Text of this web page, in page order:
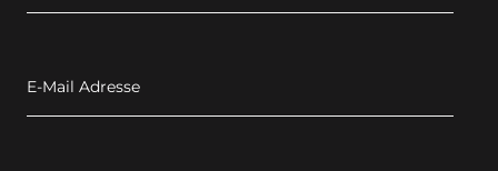
E-Mail Adresse